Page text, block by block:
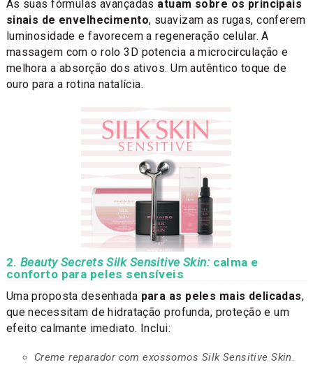
As suas fórmulas avançadas atuam sobre os principais
sinais de envelhecimento, suavizam as rugas, conferem
luminosidade e favorecem a regeneração celular. A
massagem com o rolo 3D potencia a microcirculação e
melhora a absorção dos ativos. Um autêntico toque de
ouro para a rotina natalícia.
2. Beauty Secrets Silk Sensitive Skin:calma e
conforto para peles sensíveis
Uma proposta desenhada para as peles mais delicadas,
que necessitam de hidratação profunda, proteção e um
efeito calmante imediato. Inclui:
Creme reparador com exossomos Silk Sensitive Skin.